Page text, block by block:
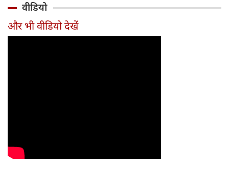
डरावना चैप्टर लेकर
लौट रही हॉरर
फ्रैंचाइजी
सुपरहीरोज़ से तुलना,
कही यह बात
शादी की खबर,
वीडियो
और भी वीडियो देखें